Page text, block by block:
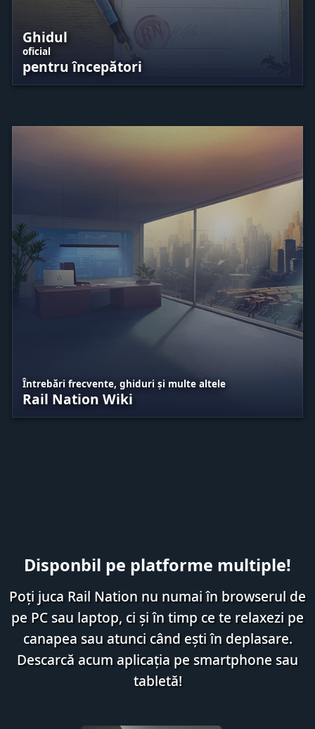
Ghidul
oficial
pentru începători
Întrebări frecvente, ghiduri și multe altele
Rail Nation Wiki
Disponbil pe platforme multiple!
Poți juca Rail Nation nu numai în browserul de
pe PC sau laptop, ci și în timp ce te relaxezi pe
canapea sau atunci când ești în deplasare.
Descarcă acum aplicația pe smartphone sau
tabletă!